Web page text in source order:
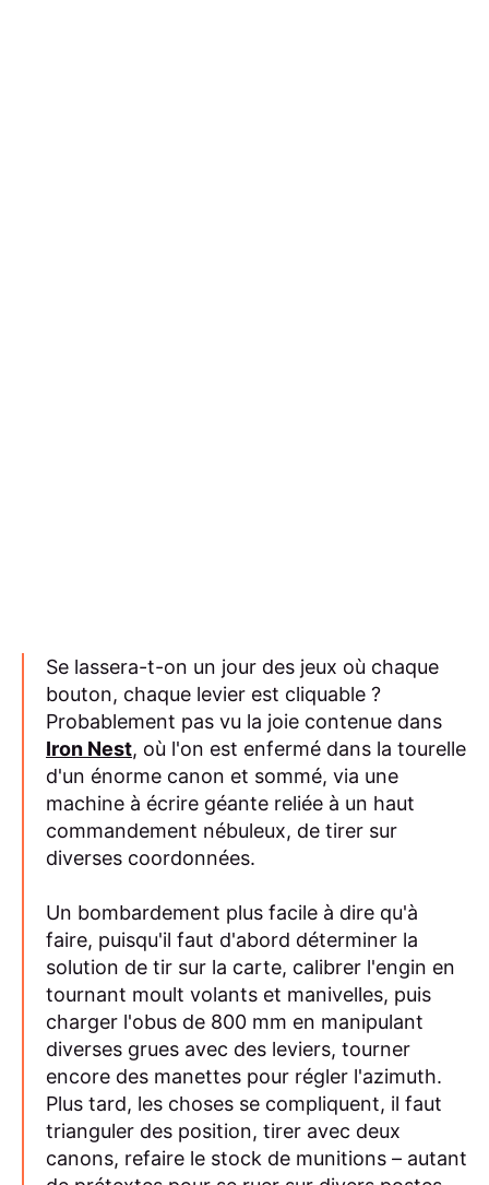
Se lassera-t-on un jour des jeux où chaque
bouton, chaque levier est cliquable ?
Probablement pas vu la joie contenue dans
Iron Nest, où l'on est enfermé dans la tourelle
d'un énorme canon et sommé, via une
machine à écrire géante reliée à un haut
commandement nébuleux, de tirer sur
diverses coordonnées.
Un bombardement plus facile à dire qu'à
faire, puisqu'il faut d'abord déterminer la
solution de tir sur la carte, calibrer l'engin en
tournant moult volants et manivelles, puis
charger l'obus de 800 mm en manipulant
diverses grues avec des leviers, tourner
encore des manettes pour régler l'azimuth.
Plus tard, les choses se compliquent, il faut
trianguler des position, tirer avec deux
canons, refaire le stock de munitions – autant